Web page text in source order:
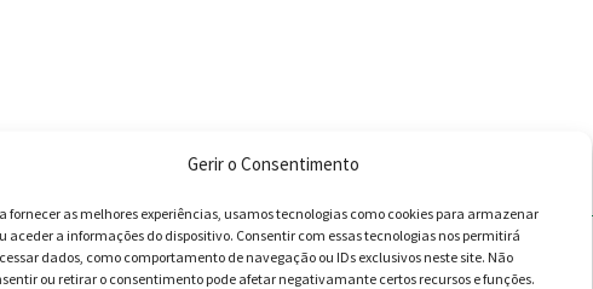
Gerir o Consentimento
fornecer as melhores experiências, usamos tecnologias como cookies para armazenar
aceder a informações do dispositivo. Consentir com essas tecnologias nos permitirá
dados, como comportamento de navegação ou IDs exclusivos neste site. Não
ou retirar o consentimento pode afetar negativamante certos recursos e funções.